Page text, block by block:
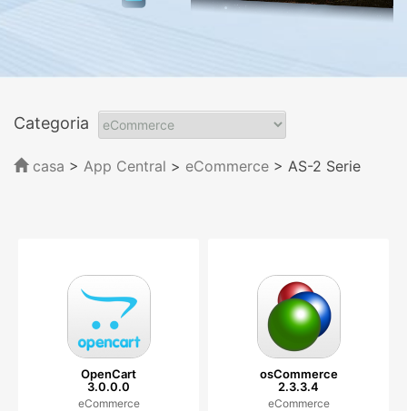
Categoria
casa > App Central > eCommerce > AS-2 Serie
OpenCart
3.0.0.0
eCommerce
osCommerce
2.3.3.4
eCommerce